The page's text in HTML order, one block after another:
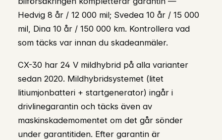
Hedvig 8 år / 12 000 mil; Svedea 10 år / 15 000
mil, Dina 10 år / 150 000 km. Kontrollera vad
som täcks var innan du skadeanmäler.
CX-30 har 24 V mildhybrid på alla varianter
sedan 2020. Mildhybridsystemet (litet
litiumjonbatteri + startgenerator) ingår i
drivlinegarantin och täcks även av
maskinskademomentet om det går sönder
under garantitiden. Efter garantin är